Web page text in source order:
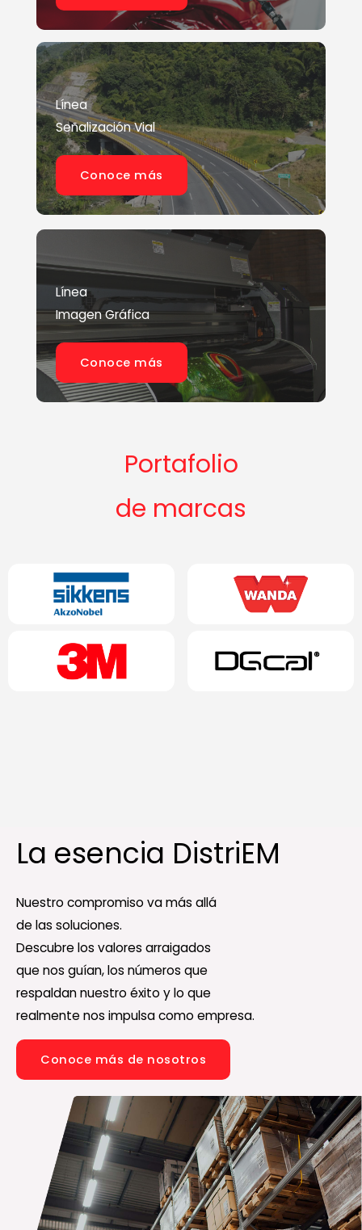
Línea
Señalización Vial
Conoce más
Línea
Imagen Gráfica
Conoce más
Portafolio
de marcas
La esencia DistriEM
Nuestro compromiso va más allá
de las soluciones.
Descubre los valores arraigados
que nos guían, los números que
respaldan nuestro éxito y lo que
realmente nos impulsa como empresa.
Conoce más de nosotros